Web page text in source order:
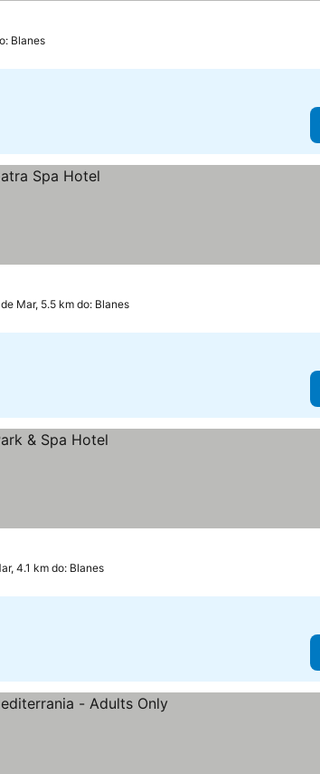
Blanes
Mar, 5.5 km do: Blanes
4.1 km do: Blanes